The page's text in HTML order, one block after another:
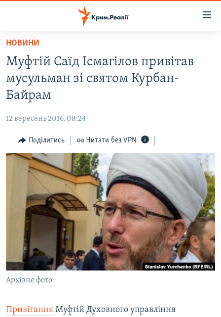
Перейти
основного
матеріалу
Перейти
до
основної
навігації
Перейти
до
пошуку
НОВИНИ
ВОДА.КРИМ
ВІДЕО ТА ФОТО
БЛОГИ
ПОГЛЯД
ІНТЕРВ'Ю
ВСЕ ЗА ДЕНЬ
СПЕЦПРОЕКТИ
ДЕПОРТАЦІЯ
ВІДЕОУРОКИ «ELIFBE»
СВІДЧЕННЯ ОКУПАЦІЇ
УКРАЇНСЬКА ПРОБЛЕМА КРИМУ
ІНФОГРАФІКА
ЯК ОБІЙТИ БЛОКУВАННЯ
Русский
Qırımtatar
ДОЛУЧАЙСЯ!
НОВИНИ
Муфтій Саїд Ісмагілов привітав
мусульман зі святом Курбан-
Байрам
12 вересень 2016, 08:24
Поділитись Читати без VPN
Архівне фото
Привітання Муфтій Духовного управління